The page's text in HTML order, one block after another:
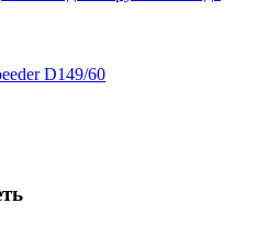
D149/60